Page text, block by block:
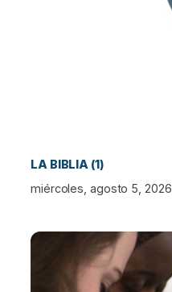
LA BIBLIA (1)
miércoles, agosto 5, 2026